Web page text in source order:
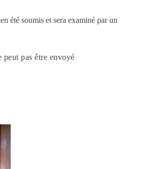
été soumis et sera examiné par un
peut pas être envoyé